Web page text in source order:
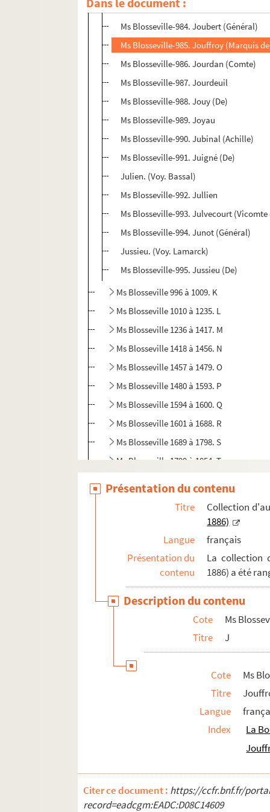
Ms Blosseville-983. Jomini (Baron de)
Ms Blosseville-984. Joubert (Général)
Ms Blosseville-985. Jouffroy (Marquis
Ms Blosseville-986. Jourdan (Comte)
Ms Blosseville-987. Jourdeuil
Ms Blosseville-988. Jouy (De)
Ms Blosseville-989. Joyau
Ms Blosseville-990. Jubinal (Achille)
Ms Blosseville-991. Juigné (De)
Julien. (Voy. Bassal)
Ms Blosseville-992. Jullien
Ms Blosseville-993. Julvecourt (Vicomte
Ms Blosseville-994. Junot (Général)
Jussieu. (Voy. Lamarck)
Ms Blosseville-995. Jussieu (De)
Ms Blosseville 996 à 1009. K
Ms Blosseville 1010 à 1235. L
Ms Blosseville 1236 à 1417. M
Ms Blosseville 1418 à 1456. N
Ms Blosseville 1457 à 1479. O
Ms Blosseville 1480 à 1593. P
Ms Blosseville 1594 à 1600. Q
Ms Blosseville 1601 à 1688. R
Ms Blosseville 1689 à 1798. S
Ms Blosseville 1799 à 1854. T
Ms Blosseville 1910 à 1920. W
Ms Blosseville 1921. X
Ms Blosseville 1922 à 1923. Y
Ms Blosseville 1924 à 1927. Z
Présentation du contenu
Titre
Collection
1886)
Langue
français
Présentation du
contenu
La collection
1886) a été
Description du contenu
Cote
Ms
Titre
J
Cote
Ms
Titre
Langue
Index
La
Citer ce document : https://ccfr.bnf.fr/
record=eadcgm:EADC:D08C14609